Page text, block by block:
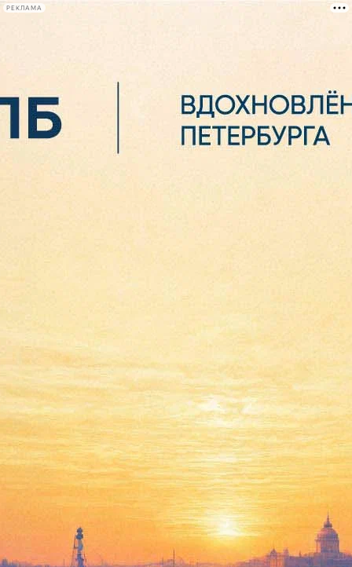
РЕКЛАМА
Сегодня:
Мелисса МакКарти сыграет
в черной комедии
писательницу-авантюристку
01 июня 2016, 19:23 Версия для печати